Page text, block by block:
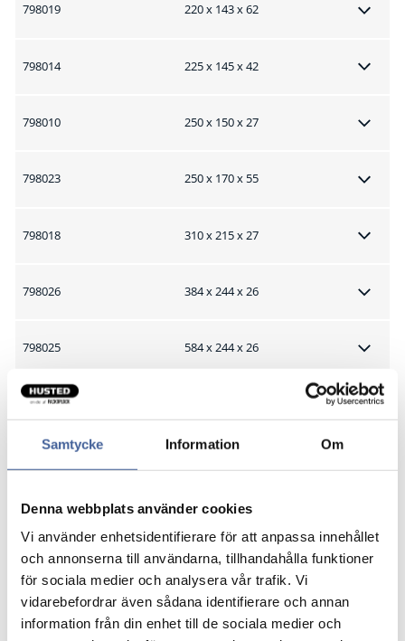
Samtycke Information Om
Denna webbplats använder cookies
Vi använder enhetsidentifierare för att anpassa innehållet
och annonserna till användarna, tillhandahålla funktioner
för sociala medier och analysera vår trafik. Vi
vidarebefordrar även sådana identifierare och annan
information från din enhet till de sociala medier och
798019 220 x 143 x 62
798014 225 x 145 x 42
798010 250 x 150 x 27
798023 250 x 170 x 55
798018 310 x 215 x 27
798026 384 x 244 x 26
798025 584 x 244 x 26